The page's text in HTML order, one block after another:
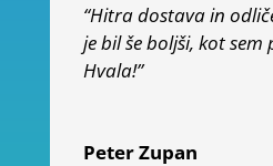
“Hitra dostava in
je bil še boljši, kot sem
Hvala!”
Peter Zupan